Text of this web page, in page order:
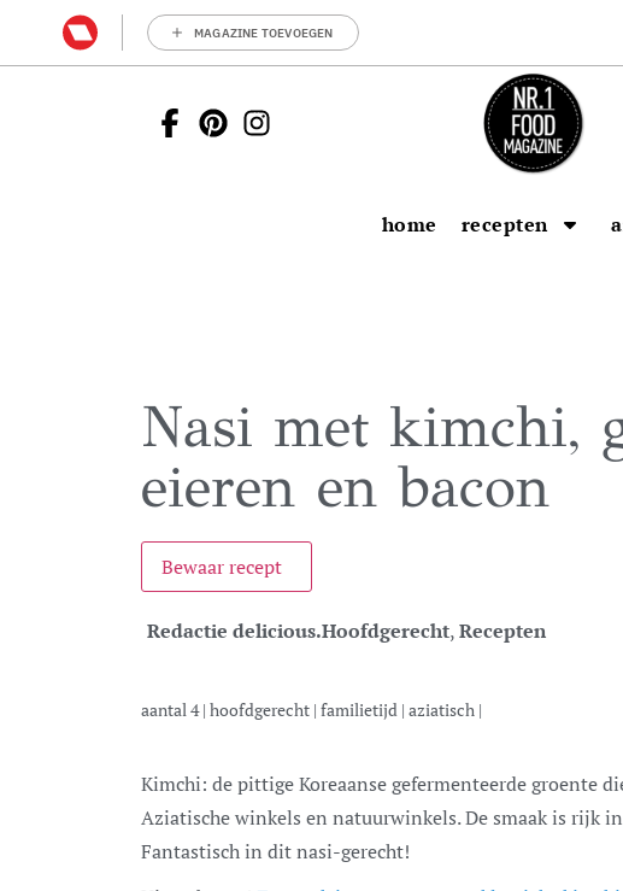
MAGAZINE TOEVOEGEN
home recepten
Nasi met kimchi,
eieren en bacon
Bewaar recept
Redactie delicious.Hoofdgerecht,Recepten
aantal4| hoofdgerecht | familietijd | aziatisch |
Kimchi: de pittige Koreaanse gefermenteerde groente die je in potten koopt bij
Aziatische winkels en natuurwinkels. De smaak is rijk
Fantastisch in dit nasi-gerecht!